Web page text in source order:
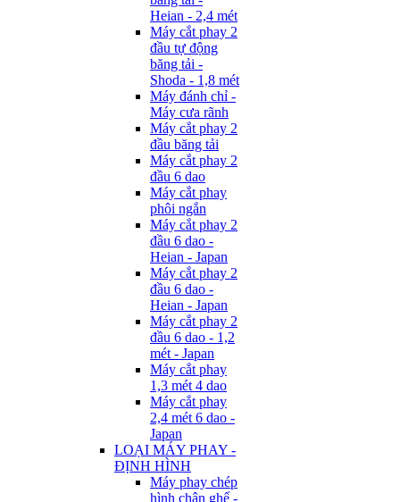
Heian - 2,4 mét
Máy cắt phay 2
đầu tự động
băng tải -
Shoda - 1,8 mét
Máy đánh chỉ -
Máy cưa rãnh
Máy cắt phay 2
đầu băng tải
Máy cắt phay 2
đầu 6 dao
Máy cắt phay
phôi ngắn
Máy cắt phay 2
đầu 6 dao -
Heian - Japan
Máy cắt phay 2
đầu 6 dao -
Heian - Japan
Máy cắt phay 2
đầu 6 dao - 1,2
mét - Japan
Máy cắt phay
1,3 mét 4 dao
Máy cắt phay
2,4 mét 6 dao -
Japan
LOẠI MÁY PHAY -
ĐỊNH HÌNH
Máy phay chép
hình chân ghế -